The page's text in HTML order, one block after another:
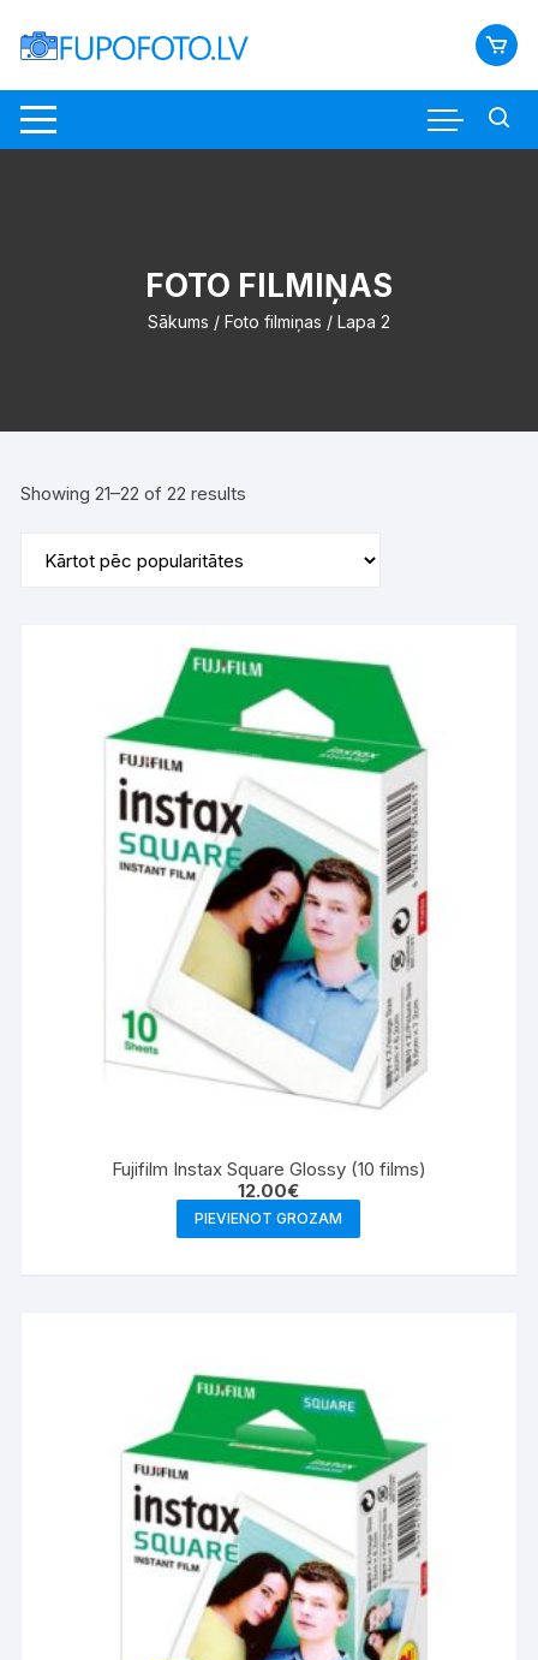
FOTO FILMIŅAS
Sākums / Foto filmiņas / Lapa 2
Showing 21–22 of 22 results
Fujifilm Instax Square Glossy (10 films)
12.00€
PIEVIENOT GROZAM